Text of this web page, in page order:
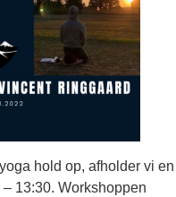
hold op, afholder vi en
13:30. Workshoppen